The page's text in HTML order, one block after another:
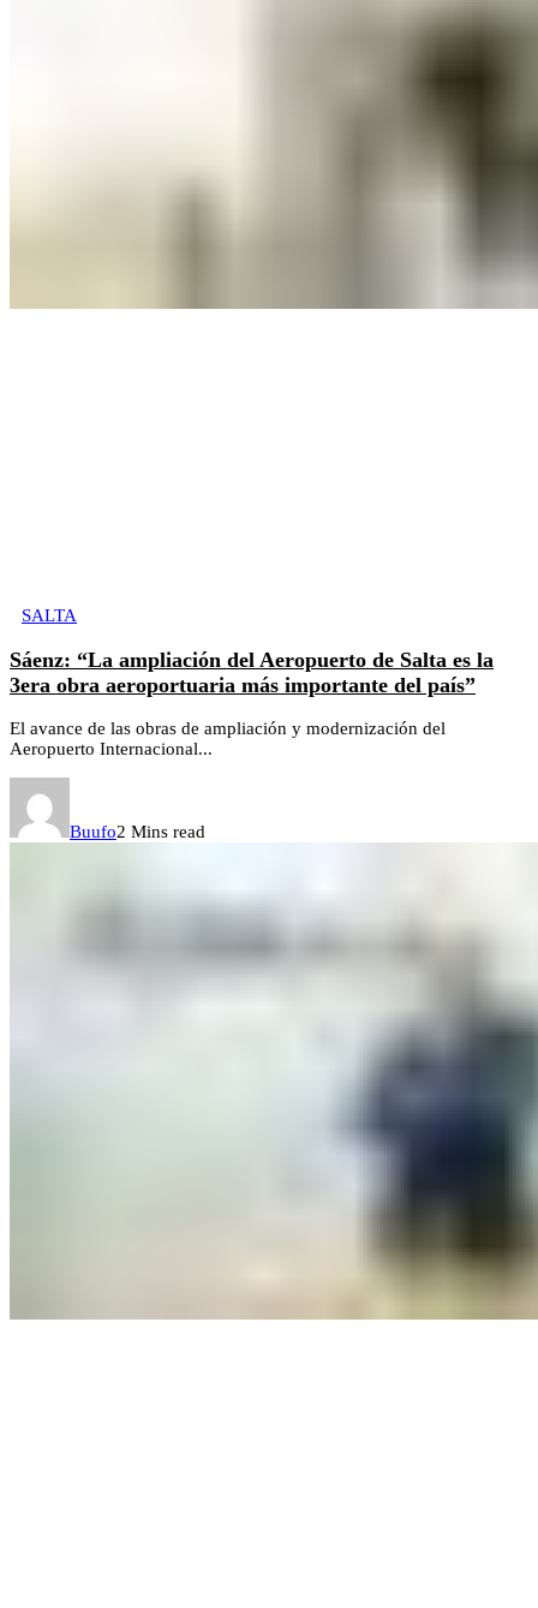
SALTA
Sáenz: “La ampliación del Aeropuerto de Salta es la
3era obra aeroportuaria más importante del país”
El avance de las obras de ampliación y modernización del
Aeropuerto Internacional...
Buufo2 Mins read